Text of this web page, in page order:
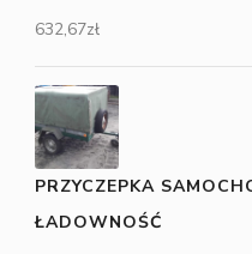
632,67zł
PRZYCZEPKA
ŁADOWNOŚĆ